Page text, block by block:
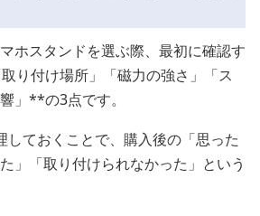
ホスタンドを選ぶ際、最初に確認す
り付け場所」「磁力の強さ」「ス
」**の3点です。
しておくことで、購入後の「思った
」「取り付けられなかった」という